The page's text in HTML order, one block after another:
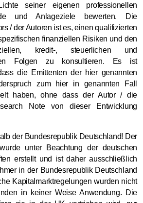
seiner eigenen professionellen
und Anlageziele bewerten. Die
/ der Autoren ist es, einen qualifizierten
finanziellen Risiken und den
kredit-, steuerlichen und
Folgen zu konsultieren. Es ist
die Emittenten der hier genannten
zum hier in genannten Fall
haben, ohne dass der Autor / die
Note von dieser Entwicklung
der Bundesrepublik Deutschland! Der
unter Beachtung der deutschen
erstellt und ist daher ausschließlich
in der Bundesrepublik Deutschland
Kapitalmarktregelungen wurden nicht
in keiner Weise Anwendung. Die